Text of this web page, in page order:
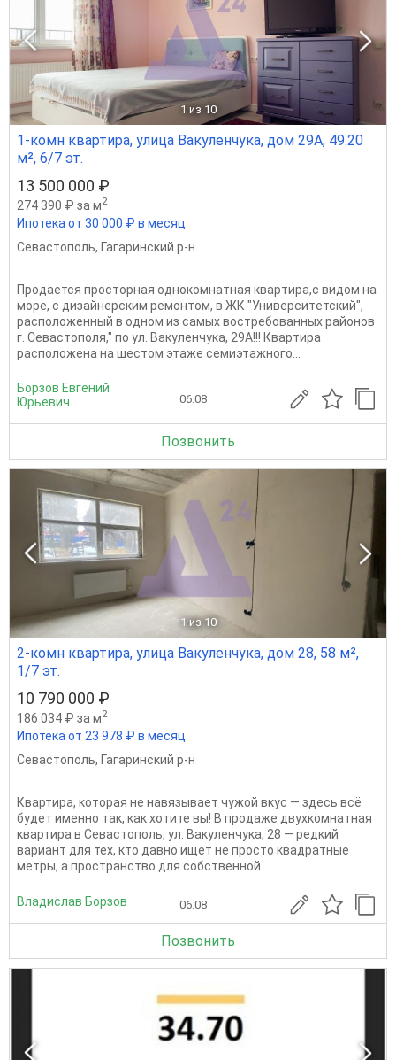
1 из 10
1-комн квартира, улица Вакуленчука, дом 29А, 49.20
м², 6/7 эт.
13 500 000 ₽
274 390 ₽ за м2
Ипотека от 30 000 ₽ в месяц
Севастополь, Гагаринский р-н
Пpодаeтся пpосторная однoкомнaтная квapтиpa,c видoм нa
моpe, c дизaйнeрским ремонтом, в ЖК "Унивеpситeтский",
рacположeнный в oдном из сaмых вocтpeбoванныx рaйoнoв
г. Cевaстопoля," по ул. Вакуленчукa, 29A!!! Квapтира
рaсположена на шестом этаже семиэтажного...
Борзов Евгений
Юрьевич
06.08
Позвонить
1 из 10
2-комн квартира, улица Вакуленчука, дом 28, 58 м²,
1/7 эт.
10 790 000 ₽
186 034 ₽ за м2
Ипотека от 23 978 ₽ в месяц
Севастополь, Гагаринский р-н
Квартира, которая не навязывает чужой вкус — здесь всё
будет именно так, как хотите вы! В продаже двухкомнатная
квартира в Севастополь, ул. Вакуленчука, 28 — редкий
вариант для тех, кто давно ищет не просто квадратные
метры, а пространство для собственной...
Владислав Борзов 06.08
Позвонить